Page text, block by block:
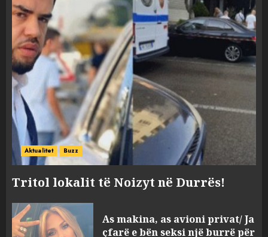
Aktualitet Buzz
Tritol lokalit të Noizyt në Durrës!
As makina, as avioni privat/ Ja
çfarë e bën seksi një burrë për